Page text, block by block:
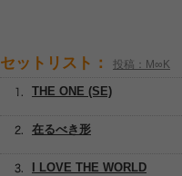
セットリスト： 投稿：M∞K
在るべき形
THE ONE (SE)
I LOVE THE WORLD